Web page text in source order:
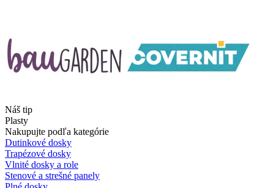
Náš tip
Plasty
Nakupujte podľa kategórie
Dutinkové dosky
Trapézové dosky
Vlnité dosky a role
Stenové a strešné panely